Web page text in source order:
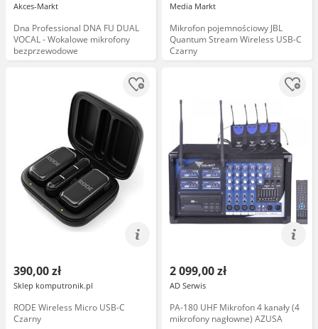
Akces-Markt
Dna Professional DNA FU DUAL
VOCAL - Wokalowe mikrofony
bezprzewodowe
Media Markt
Mikrofon pojemnościowy JBL
Quantum Stream Wireless USB-C
Czarny
390,00 zł
Sklep komputronik.pl
RODE Wireless Micro USB-C
Czarny
2 099,00 zł
AD Serwis
PA-180 UHF Mikrofon 4 kanały (4
mikrofony nagłowne) AZUSA